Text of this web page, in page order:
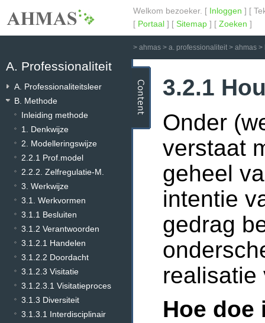
Welkom bezoeker. [ Inloggen ] [
[ Portaal ] [ Sitemap ] [ Zoeken ]
> ahmas > a. professionaliteit > ahmas >
A. Professionaliteit
A. Professionaliteitsleer
B. Methode
Inleiding methode
1. Denkwijze
2. Modelleringswijze
2.2.1 Prof.model
2.2.2. Zelfregulatie-M.
3. Werkwijze
3.1. Werkvormen
3.1.1 Besluiten
3.1.2 Verantwoorden
3.1.2.1 Handelen
3.1.2.2 Doordacht
3.1.2.3 Visitatie
3.1.2.3.1 Visitatieproces
3.1.3 Diversiteit
3.1.3.1 Interdisciplinair
3.2.1
Onder
verstaat
geheel
intentie
gedrag
realisatie
Hoe doe